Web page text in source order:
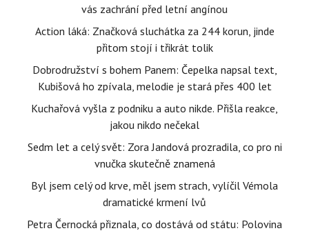
vás zachrání před letní angínou
Action láká: Značková sluchátka za 244 korun, jinde
přitom stojí i třikrát tolik
Dobrodružství s bohem Panem: Čepelka napsal text,
Kubišová ho zpívala, melodie je stará přes 400 let
Kuchařová vyšla z podniku a auto nikde. Přišla reakce,
jakou nikdo nečekal
Sedm let a celý svět: Zora Jandová prozradila, co pro ni
vnučka skutečně znamená
Byl jsem celý od krve, měl jsem strach, vylíčil Vémola
dramatické krmení lvů
Petra Černocká přiznala, co dostává od státu: Polovina